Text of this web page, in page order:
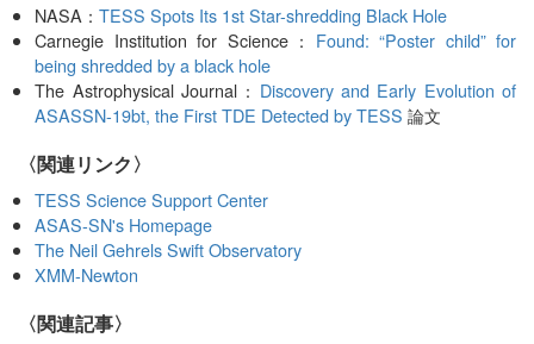
NASA：TESS Spots Its 1st Star-shredding Black Hole
Carnegie Institution for Science： Found: “Poster child” for
being shredded by a black hole
The Astrophysical Journal： Discovery and Early Evolution of
ASASSN-19bt, the First TDE Detected by TESS 論文
〈関連リンク〉
TESS Science Support Center
ASAS-SN's Homepage
The Neil Gehrels Swift Observatory
XMM-Newton
関連記事